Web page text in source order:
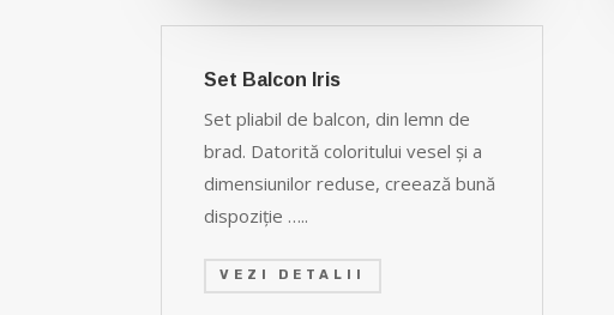
Set Balcon Iris
Set pliabil de balcon, din lemn de
brad. Datorită coloritului vesel şi a
dimensiunilor reduse, creează bună
dispoziţie …..
VEZI DETALII